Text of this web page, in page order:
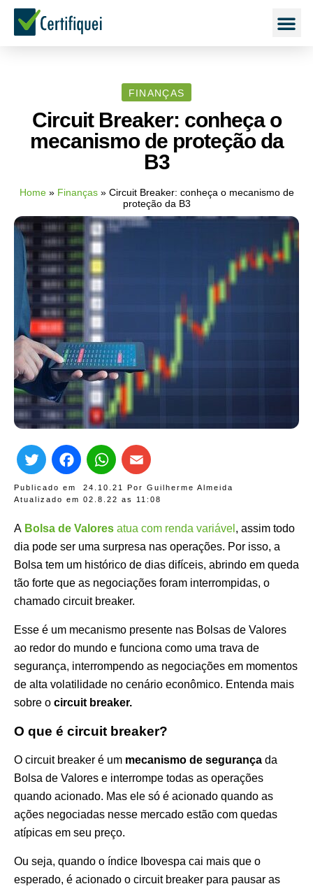
FINANÇAS
Circuit Breaker: conheça o
mecanismo de proteção da
B3
Home» Finanças» Circuit Breaker: conheça o mecanismo de
proteção da B3
Publicado em 24.10.21 Por Guilherme Almeida
Atualizado em 02.8.22 as 11:08
TwitterFacebook
WhatsApp
A Bolsa de Valores atua com renda variável , assim todo
dia pode ser uma surpresa nas operações. Por isso, a
Bolsa tem um histórico de dias difíceis, abrindo em queda
tão forte que as negociações foram interrompidas, o
chamado circuit breaker.
Esse é um mecanismo presente nas Bolsas de Valores
ao redor do mundo e funciona como uma trava de
segurança, interrompendo as negociações em momentos
de alta volatilidade no cenário econômico. Entenda mais
sobre o circuit breaker.
O que é circuit breaker?
O circuit breaker é um mecanismo de segurança da
Bolsa de Valores e interrompe todas as operações
quando acionado. Mas ele só é acionado quando as
ações negociadas nesse mercado estão com quedas
atípicas em seu preço.
Ou seja, quando o índice Ibovespa cai mais que o
esperado, é acionado o circuit breaker para pausar as